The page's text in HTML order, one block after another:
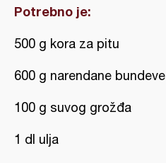
Potrebno je:
500 g kora za pitu
600 g narendane bundeve
100 g suvog grožđa
1 dl ulja